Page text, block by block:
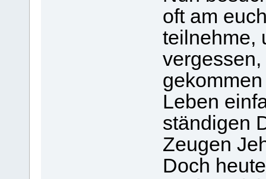
oft am
teilnehme,
Leben
ständigen
Zeugen
Doch